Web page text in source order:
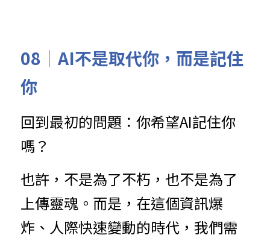
08｜AI不是取代你，而是記住
你
回到最初的問題：你希望AI記住你
嗎？
也許，不是為了不朽，也不是為了
上傳靈魂。而是，在這個資訊爆
炸、人際快速變動的時代，我們需